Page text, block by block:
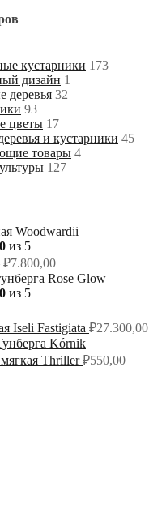
кустарники 173
дизайн 1
деревья 32
93
цветы 17
и кустарники 45
товары 4
127
Woodwardii
из 5
₽7.800,00
Rose Glow
из 5
Iseli Fastigiata ₽27.300,00
Kórnik
Thriller ₽550,00